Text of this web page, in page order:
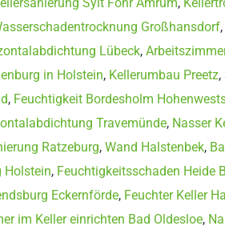
Großhansdorf,
Lübeck,
in Holstein, Kellerumbau Preetz,
, Feuchtigkeit Bordesholm
Travemünde, Nasser
Ratzeburg, Wand Halstenbek,
Holstein, Feuchtigkeitsschaden Heide
Eckernförde, Feuchter Keller
im Keller einrichten Bad Oldesloe,